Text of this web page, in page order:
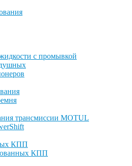
с промывкой
трансмиссии MOTUL
КПП
КПП